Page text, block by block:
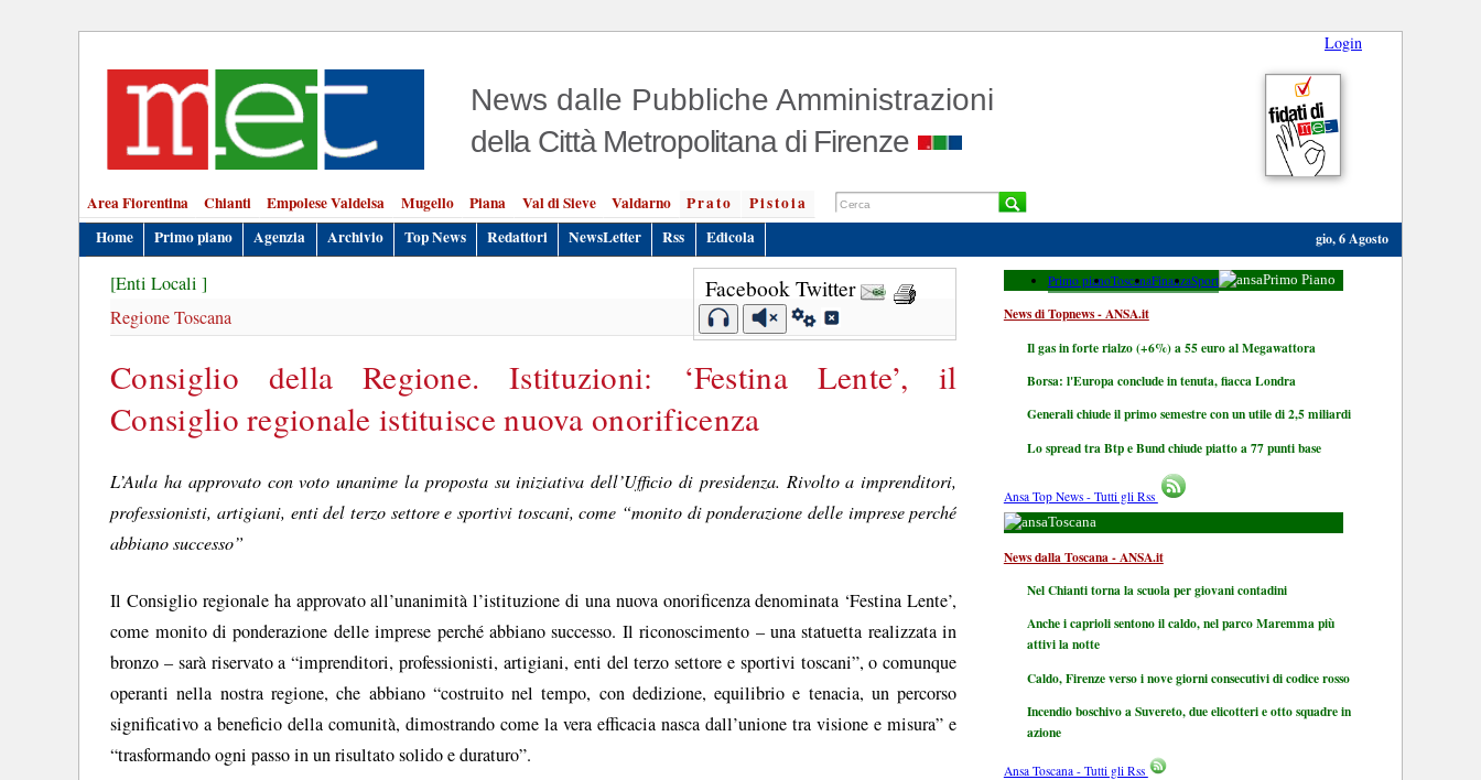
Login
News dalle Pubbliche Amministrazioni
della Città Metropolitana di Firenze
Area Fiorentina Chianti Empolese Valdelsa Mugello Piana Val di Sieve Valdarno Prato
Pistoia
Home
Primo piano Agenzia Archivio Top News Redattori NewsLetter Rss Edicola gio, 6 Agosto
Facebook Twitter
[Enti Locali ]
Regione Toscana
Consiglio della Regione. Istituzioni: ‘Festina Lente’, il
Consiglio regionale istituisce nuova onorificenza
L’Aula ha approvato con voto unanime la proposta su iniziativa dell’Ufficio di presidenza. Rivolto a imprenditori,
professionisti, artigiani, enti del terzo settore e sportivi toscani, come “monito di ponderazione delle imprese perché
abbiano successo”
Il Consiglio regionale ha approvato all’unanimità l’istituzione di una nuova onorificenza denominata ‘Festina Lente’,
come monito di ponderazione delle imprese perché abbiano successo. Il riconoscimento – una statuetta realizzata in
bronzo – sarà riservato a “imprenditori, professionisti, artigiani, enti del terzo settore e sportivi toscani”, o comunque
operanti nella nostra regione, che abbiano “costruito nel tempo, con dedizione, equilibrio e tenacia, un percorso
significativo a beneficio della comunità, dimostrando come la vera efficacia nasca dall’unione tra visione e misura” e
“trasformando ogni passo in un risultato solido e duraturo”.
Primo pianoToscanaFinanzaSport Primo Piano
News di Topnews - ANSA.it
Il gas in forte rialzo (+6%) a 55 euro al Megawattora
Borsa: l'Europa conclude in tenuta, fiacca Londra
Generali chiude il primo semestre con un utile di 2,5 miliardi
Lo spread tra Btp e Bund chiude piatto a 77 punti base
Ansa Top News - Tutti gli Rss
Toscana
News dalla Toscana - ANSA.it
Nel Chianti torna la scuola per giovani contadini
Anche i caprioli sentono il caldo, nel parco Maremma più
attivi la notte
Caldo, Firenze verso i nove giorni consecutivi di codice rosso
Incendio boschivo a Suvereto, due elicotteri e otto squadre in
azione
Ansa Toscana - Tutti gli Rss